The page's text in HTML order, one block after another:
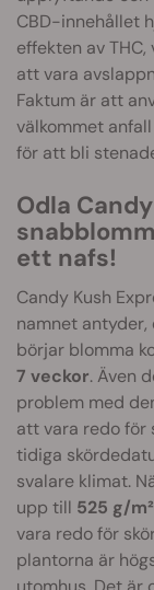
CBD-innehållet
effekten av
att vara
Faktum är att
välkommet
för att bli
Odla
ett nafs!
Candy Kush
namnet antyder,
börjar blomma
7 veckor.Även
problem med
att vara redo för
tidiga
svalare klimat.
upp till 525 g/
vara redo för
plantorna är